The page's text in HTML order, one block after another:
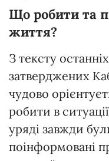
Що робити та
життя?
З тексту
затверджених
чудово
робити в
уряді завжди
поінформовані